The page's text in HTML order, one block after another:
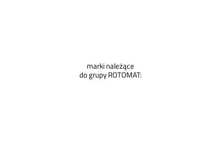
marki należące
do grupy ROTOMAT: